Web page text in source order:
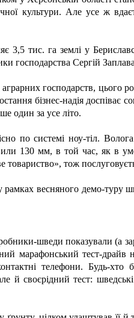
культури. Але усе ж
3,5 тис. га землі у
господарства Сергій
господарств,
бізнес-надія
один за усе літо.
по системі ноу-тіл. Волога
130 мм, в той час, як в
товариство», тож
весняного демо-туру
шведи показували (а
марафонський тест-
контактні телефони.
й своєрідний тест: